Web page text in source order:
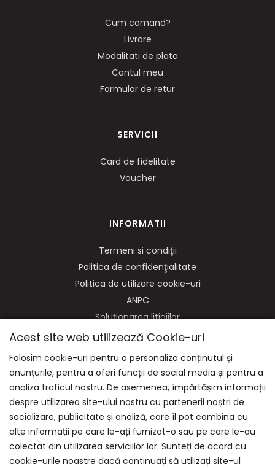
Cum comand?
Livrare
Modalitati de plata
Contul meu
Formular de retur
SERVICII
Card de fidelitate
Voucher
INFORMATII
Termeni si condiţii
Politica de confidenţialitate
Politica de utilizare cookie-uri
ANPC
Soluționarea litigiilor
NE GASITI PE:
Acest site web utilizează Cookie-uri
Folosim cookie-uri pentru a personaliza conținutul și
anunțurile, pentru a oferi funcții de social media și pentru a
analiza traficul nostru. De asemenea, împărtășim informații
despre utilizarea site-ului nostru cu partenerii noștri de
socializare, publicitate și analiză, care îl pot combina cu
alte informații pe care le-ați furnizat-o sau pe care le-au
colectat din utilizarea serviciilor lor. Sunteți de acord cu
cookie-urile noastre dacă continuați să utilizați site-ul